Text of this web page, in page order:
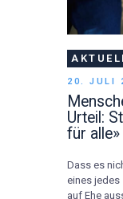
20. JULI
Urteil:
für
Dass es
eines jedes
auf Ehe